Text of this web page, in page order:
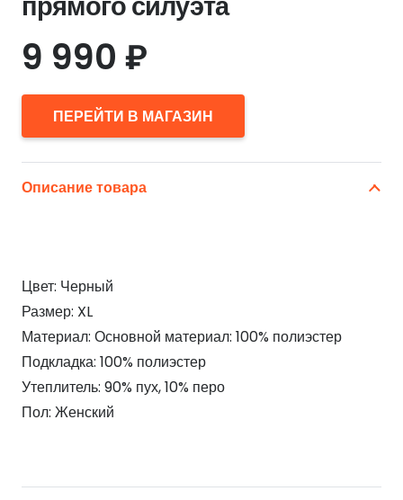
9 990 ₽
ПЕРЕЙТИ В МАГАЗИН
Описание товара
Цвет: Черный
Размер: XL
Материал: Основной материал: 100% полиэстер
Подкладка: 100% полиэстер
Утеплитель: 90% пух, 10% перо
Пол: Женский